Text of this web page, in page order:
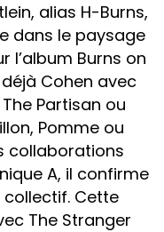
alias H-Burns,
dans le paysage
l’album Burns on
Cohen avec
Partisan ou
Pomme ou
collaborations
A, il confirme
collectif. Cette
The Stranger